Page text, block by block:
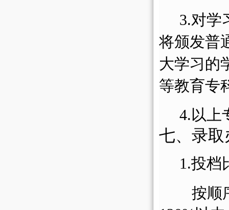
3.对学
将颁发普
大学习的
等教育专
4.以上
七、录
1.投档
按顺序